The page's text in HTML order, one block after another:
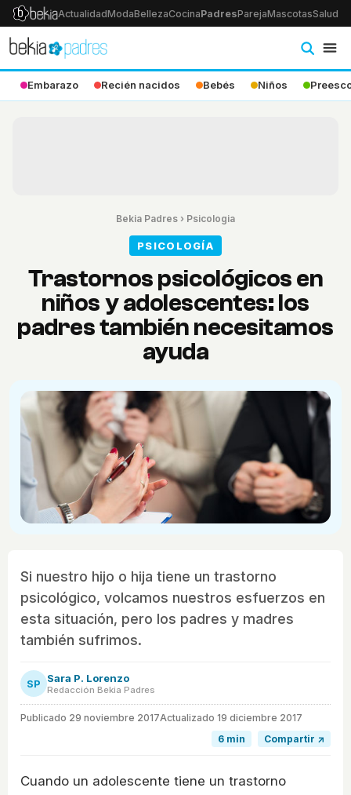
ActualidadModaBellezaCocinaPadresParejaMascotasSalud
Embarazo Recién nacidos Bebés Niños
Bekia Padres › Psicologia
PSICOLOGÍA
Trastornos psicológicos en
niños y adolescentes: los
padres también necesitamos
ayuda
Si nuestro hijo o hija tiene un trastorno
psicológico, volcamos nuestros esfuerzos en
esta situación, pero los padres y madres
también sufrimos.
SP Sara P. Lorenzo
Redacción Bekia Padres
Publicado 29 noviembre 2017Actualizado 19 diciembre 2017
6 min
Compartir ↗
Cuando un adolescente tiene un trastorno